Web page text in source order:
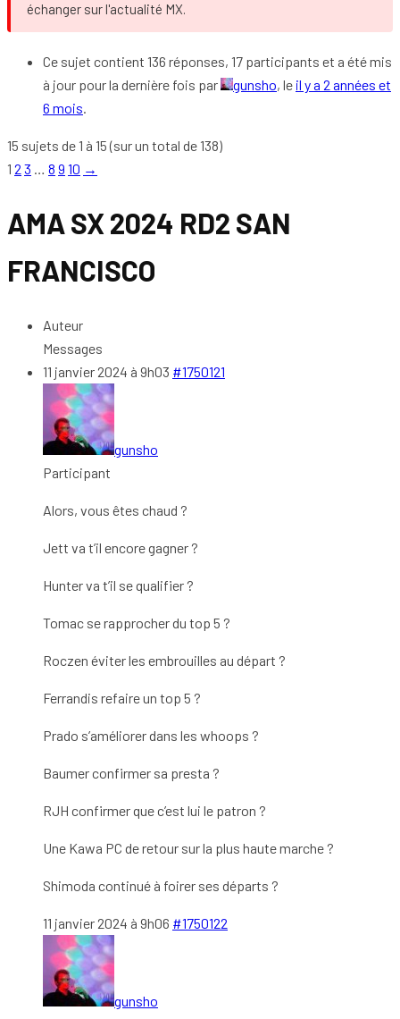
échanger sur l'actualité MX.
Ce sujet contient 136 réponses, 17 participants et a été mis
à jour pour la dernière fois par
gunsho, le il y a 2 années et
6 mois.
15 sujets de 1 à 15 (sur un total de 138)
1 2 3 … 8 9 10 →
AMA SX 2024 RD2 SAN
FRANCISCO
Auteur
Messages
11 janvier 2024 à 9h03 #1750121
gunsho
Participant
Alors, vous êtes chaud ?
Jett va t’il encore gagner ?
Hunter va t’il se qualifier ?
Tomac se rapprocher du top 5 ?
Roczen éviter les embrouilles au départ ?
Ferrandis refaire un top 5 ?
Prado s’améliorer dans les whoops ?
Baumer confirmer sa presta ?
RJH confirmer que c’est lui le patron ?
Une Kawa PC de retour sur la plus haute marche ?
Shimoda continué à foirer ses départs ?
11 janvier 2024 à 9h06 #1750122
gunsho